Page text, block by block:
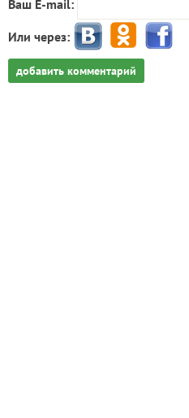
Ваш E-mail:
Или через:
добавить комментарий